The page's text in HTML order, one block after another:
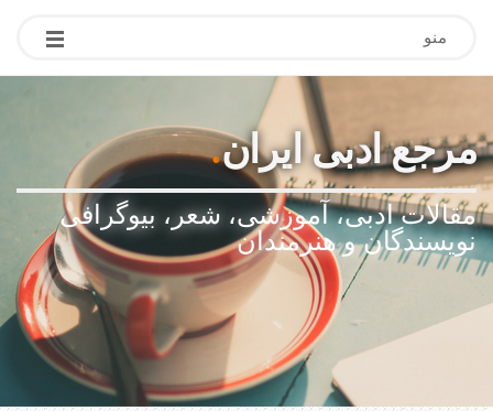
منو
مرجع ادبی ایران.
مقالات ادبی، آموزشی، شعر، بیوگرافی
نویسندگان و هنرمندان